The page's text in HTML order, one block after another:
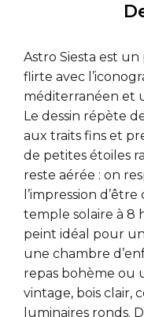
Astro Siesta est
flirte avec
méditerranéen et
Le dessin répète
aux traits fins et
de petites étoiles
reste aérée : on
l’impression
temple solaire à 8
peint idéal pour
une chambre
repas bohème ou
vintage, bois clair,
luminaires ronds.